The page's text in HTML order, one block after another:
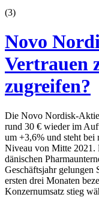
(3)
Novo
Vertrauen
zugreifen?
Die Novo Nordisk-
rund 30 € wieder im
um +3,6% und steht bei
Niveau von Mitte 2021.
dänischen
Geschäftsjahr gelungen
ersten drei Monaten
Konzernumsatz stieg